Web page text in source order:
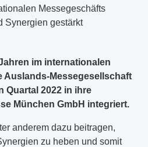
Messegeschäfts
Synergien gestärkt
im internationalen
Auslands-Messegesellschaft
Quartal 2022 in ihre
München GmbH integriert.
anderem dazu beitragen,
zu heben und somit